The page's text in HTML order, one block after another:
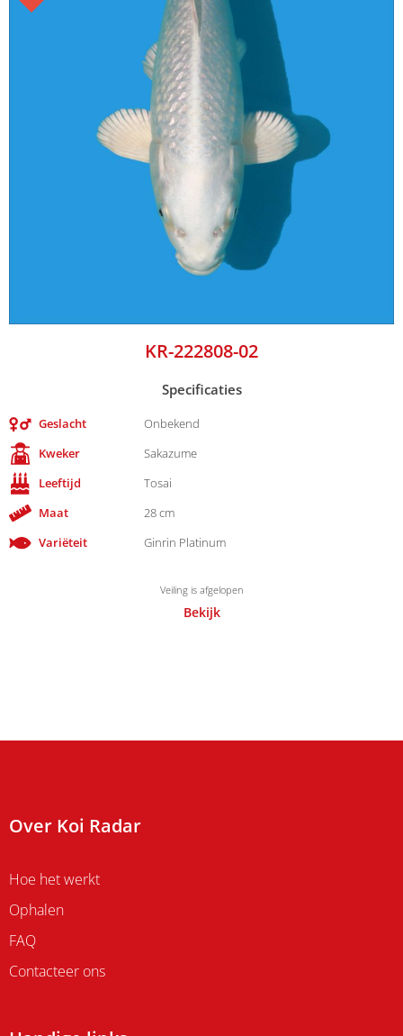
KR-222808-02
Specificaties
Geslacht
Onbekend
Kweker
Sakazume
Leeftijd
Tosai
Maat
28 cm
Variëteit
Ginrin Platinum
Veiling is afgelopen
Bekijk
Over Koi Radar
Hoe het werkt
Ophalen
FAQ
Contacteer ons